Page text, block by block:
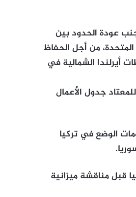
عودة الحدود بين
المتحدة، من أجل الحفاظ
أيرلندا الشمالية في
جدول الأعمال
الوضع في تركيا
قبل مناقشة ميزانية